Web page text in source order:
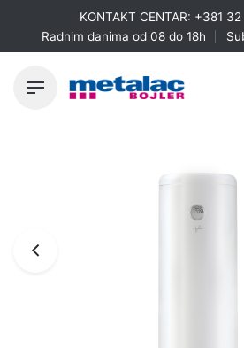
content
KONTAKT CENTAR: +381
Radnim danima od 08 do 18h